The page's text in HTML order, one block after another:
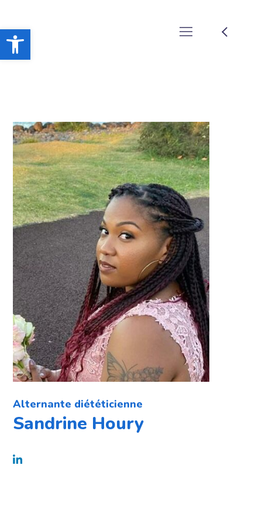
Ouvrir la barre d’outils
Alternante diététicienne
Sandrine Houry